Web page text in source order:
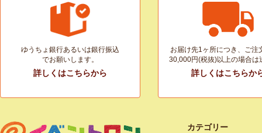
ゆうちょ銀行あるいは銀行振込
でお願いします。
詳しくはこちらから
お届け先1ヶ所につき、ご注
30,000円(税抜)以上の場合は
詳しくはこちらか
カテゴリー